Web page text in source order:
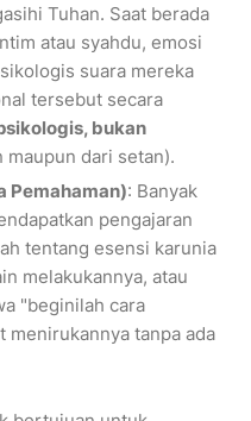
Tuhan. Saat berada
atau syahdu, emosi
suara mereka
tersebut secara
bukan
maupun dari setan).
Pemahaman): Banyak
pengajaran
tentang esensi karunia
melakukannya, atau
"beginilah cara
menirukannya tanpa ada